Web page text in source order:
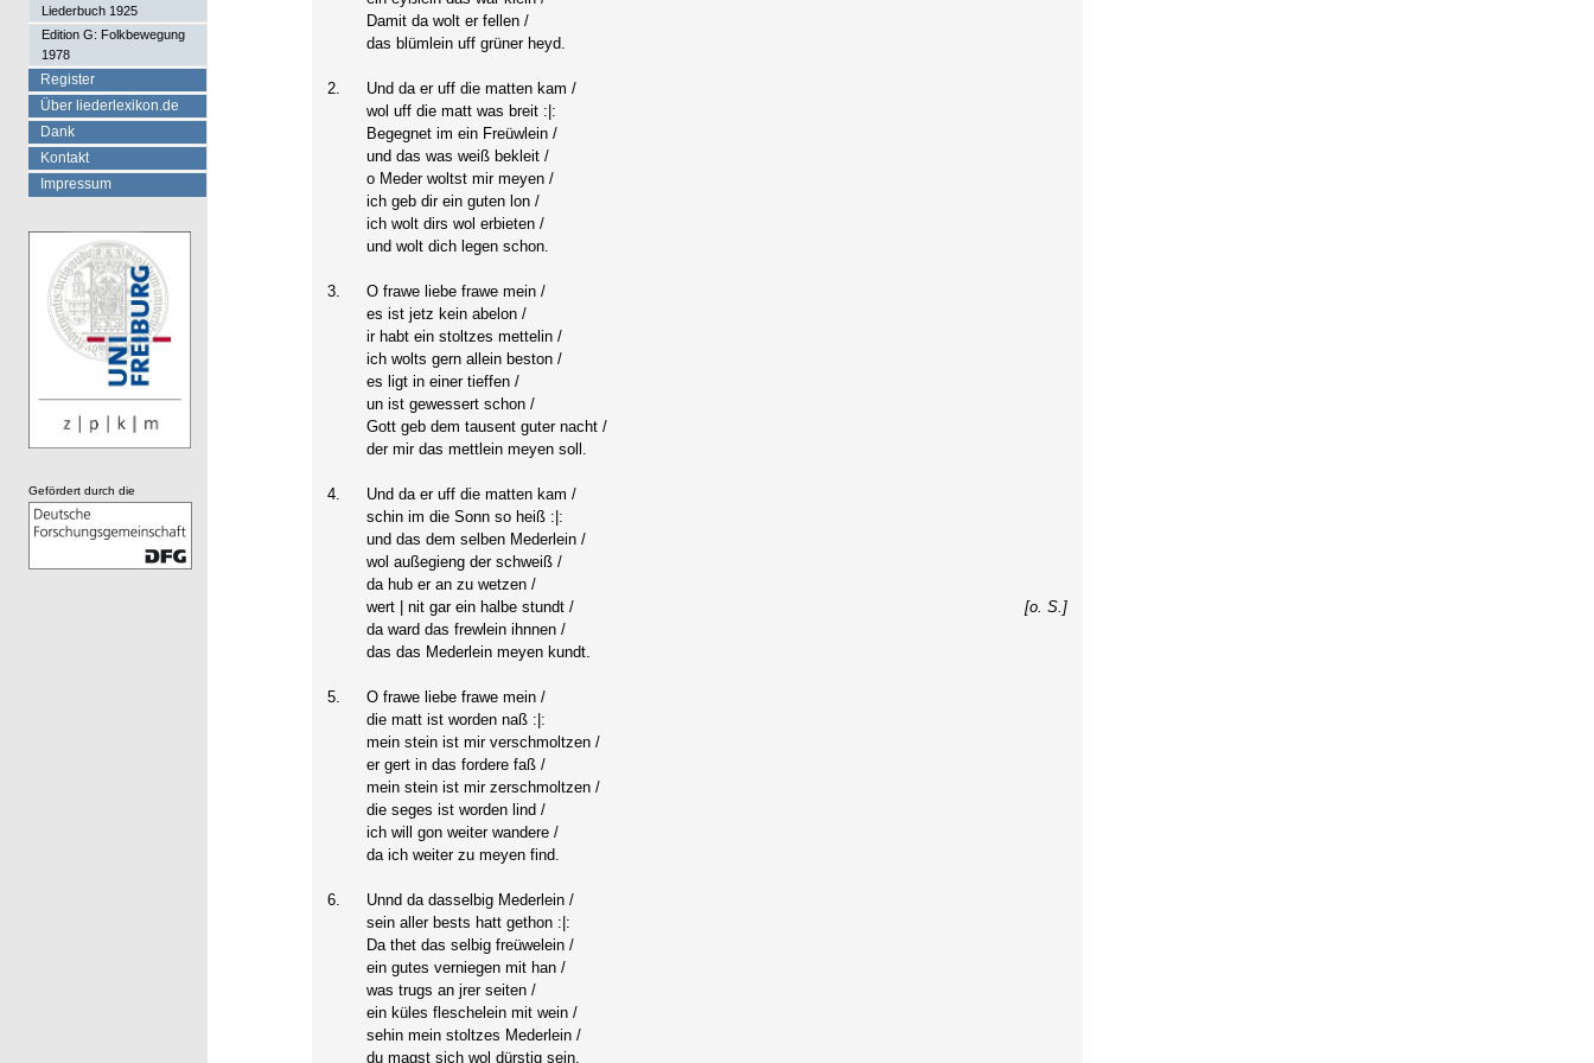
Damit da wolt er fellen /
das blümlein uff grüner heyd.
2.
Und da er uff die matten kam /
wol uff die matt was breit :|:
Begegnet im ein Freüwlein /
und das was weiß bekleit /
o Meder woltst mir meyen /
ich geb dir ein guten lon /
ich wolt dirs wol erbieten /
und wolt dich legen schon.
3.
O frawe liebe frawe mein /
es ist jetz kein abelon /
ir habt ein stoltzes mettelin /
ich wolts gern allein beston /
es ligt in einer tieffen /
un ist gewessert schon /
Gott geb dem tausent guter nacht /
der mir das mettlein meyen soll.
4.
Und da er uff die matten kam /
schin im die Sonn so heiß :|:
und das dem selben Mederlein /
wol außegieng der schweiß /
da hub er an zu wetzen /
wert | nit gar ein halbe stundt /
[o. S.]
da ward das frewlein ihnnen /
das das Mederlein meyen kundt.
5.
O frawe liebe frawe mein /
die matt ist worden naß :|:
mein stein ist mir verschmoltzen /
er gert in das fordere faß /
mein stein ist mir zerschmoltzen /
die seges ist worden lind /
ich will gon weiter wandere /
da ich weiter zu meyen find.
6.
Unnd da dasselbig Mederlein /
sein aller bests hatt gethon :|:
Da thet das selbig freüwelein /
ein gutes verniegen mit han /
was trugs an jrer seiten /
ein küles fleschelein mit wein /
sehin mein stoltzes Mederlein /
du magst sich wol dürstig sein.
Liederbuch 1925
Edition G: Folkbewegung
1978
Register
Über liederlexikon.de
Dank
Kontakt
Impressum
Gefördert durch die